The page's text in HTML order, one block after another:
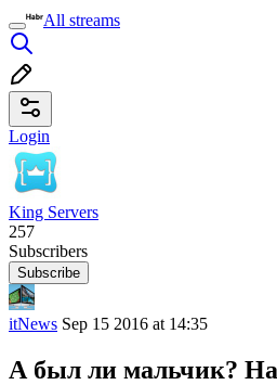
All streams
Login
King Servers
257
Subscribers
Subscribe
itNews Sep 15 2016 at 14:35
А был ли мальчик?